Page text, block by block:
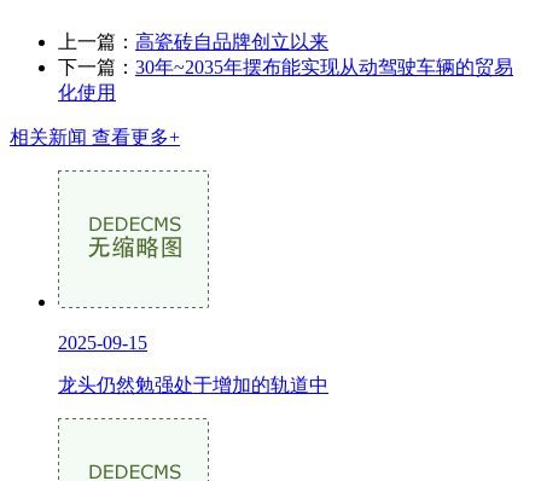
上一篇： 高瓷砖自品牌创立以来
下一篇： 30年~2035年摆布能实现从动驾驶车辆的贸易
化使用
相关新闻 查看更多+
2025-09-15
龙头仍然勉强处于增加的轨道中